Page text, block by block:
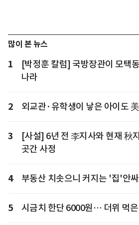
많이 본 뉴스
1
[박정훈 칼럼] 국방장관이 모택
나라
2 외교관·유학생이 낳은 아이도
3
[사설] 6년 전 李지사와 현재 秋
곳간 사정
4 부동산 치솟으니 커지는 '집'안
5 시금치 한단 6000원… 더위 먹